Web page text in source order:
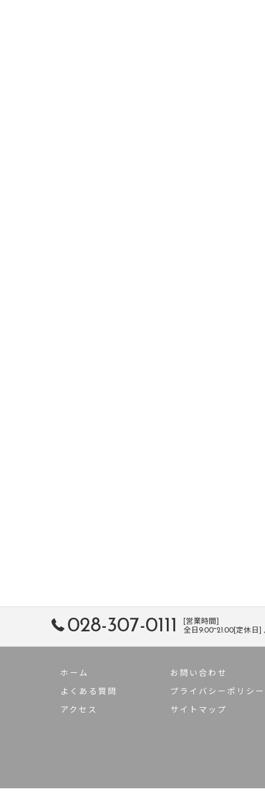
028-307-0111
[営業時間]
全日9:00~21:00[定休日]
ホーム
よくある質問
アクセス
お問い合わせ
プライバシーポリシー
サイトマップ